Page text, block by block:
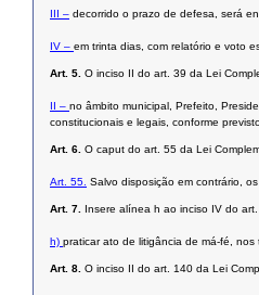
III – decorrido o prazo de defesa, será
IV – em trinta dias, com relatório e voto
Art. 5. O inciso II do art. 39 da Lei
II – no âmbito municipal, Prefeito,
constitucionais e legais, conforme
Art. 6. O caput do art. 55 da Lei
Art. 55. Salvo disposição em contrário,
Art. 7. Insere alínea h ao inciso IV do
h) praticar ato de litigância de má-fé,
Art. 8. O inciso II do art. 140 da Lei